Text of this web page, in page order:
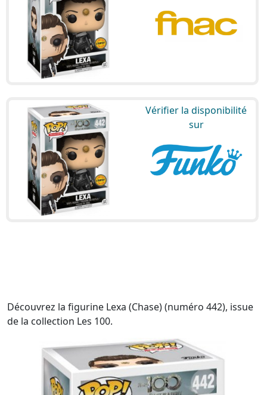
Vérifier la disponibilité
sur
Découvrez la figurine Lexa (Chase) (numéro 442), issue
de la collection Les 100.